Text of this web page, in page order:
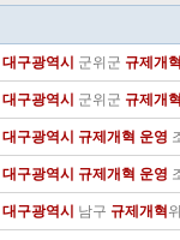
대구광역시 군위군 규제 개
대구광역시 군위군 규제 개
대구광역시 규제 개혁 운영
대구광역시 규제 개혁 운영
대구광역시 남구 규제 개혁